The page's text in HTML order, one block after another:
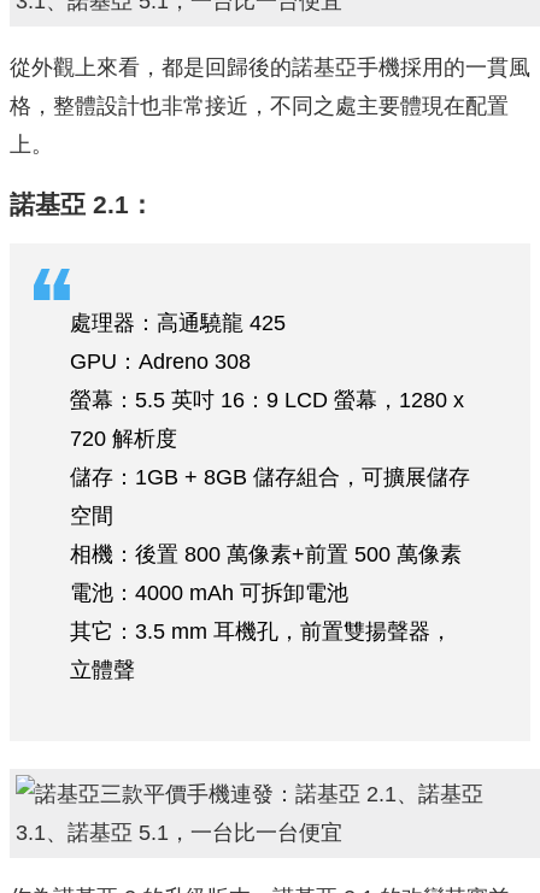
從外觀上來看，都是回歸後的諾基亞手機採用的一貫風
格，整體設計也非常接近，不同之處主要體現在配置
上。
諾基亞 2.1：
處理器：高通驍龍 425
GPU：Adreno 308
螢幕：5.5 英吋 16：9 LCD 螢幕，1280 x
720 解析度
儲存：1GB + 8GB 儲存組合，可擴展儲存
空間
相機：後置 800 萬像素+前置 500 萬像素
電池：4000 mAh 可拆卸電池
其它：3.5 mm 耳機孔，前置雙揚聲器，
立體聲